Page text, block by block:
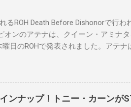
した。 「スケバンレスラーには無
今後もスケバンがどこまで行くのか
illustrated
るROH Death Before Dishonorで行
オンのアテナは、クイーン・アミナ
日のROHで発表されました。アテナ
たが、それはストーリーの中で誇張
Dishonorでタイトルを防衛し
防衛戦を行います。 木曜日の放送で
の試合でウィーラー・ユータと
ンナップ！トニー・カーンが